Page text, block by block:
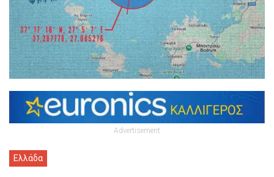
Advertisement
Ελλάδα